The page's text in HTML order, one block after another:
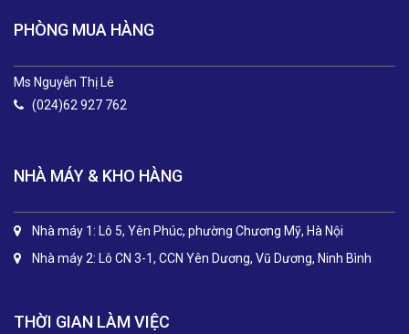
PHÒNG MUA HÀNG
Ms Nguyễn Thị Lê
(024)62 927 762
NHÀ MÁY & KHO HÀNG
Nhà máy 1: Lô 5, Yên Phúc, phường Chương Mỹ, Hà Nội
Nhà máy 2: Lô CN 3-1, CCN Yên Dương, Vũ Dương, Ninh Bình
THỜI GIAN LÀM VIỆC